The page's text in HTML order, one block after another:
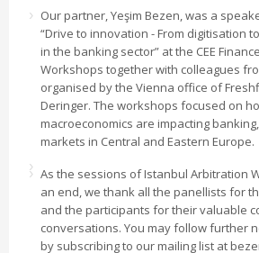
Our partner, Yeşim Bezen, was a
“Drive to innovation - From digitisation
in the banking sector” at the CEE
Workshops together with colleagues
organised by the Vienna office of
Deringer. The workshops focused on
macroeconomics are impacting
markets in Central and Eastern Europe.
As the sessions of Istanbul Arbitration
an end, we thank all the panellists for
and the participants for their valuable
conversations. You may follow further
by subscribing to our mailing list at